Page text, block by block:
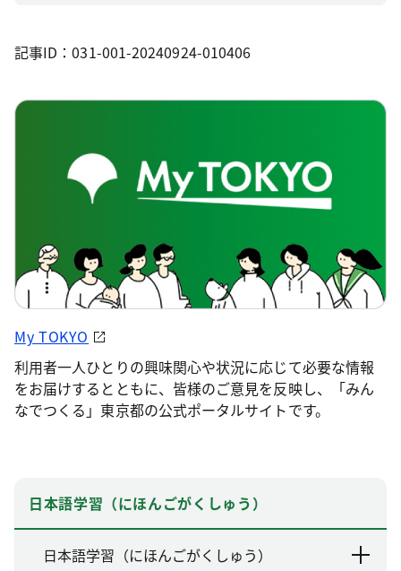
記事ID：031-001-20240924-010406
My TOKYO
利用者一人ひとりの興味関心や状況に応じて必要な情報
をお届けするとともに、皆様のご意見を反映し、「みん
なでつくる」東京都の公式ポータルサイトです。
日本語学習（にほんごがくしゅう）
日本語学習（にほんごがくしゅう）